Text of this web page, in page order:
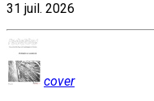
31 juil. 2026
cover